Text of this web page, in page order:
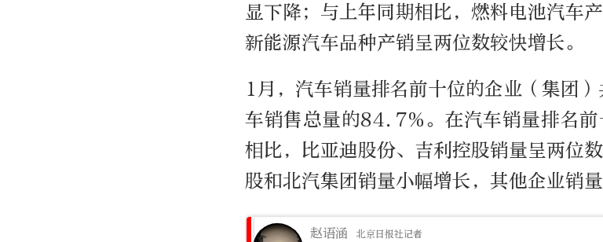
显下降；与上年同期相比，燃料电池汽车
新能源汽车品种产销呈两位数较快增长。
1月，汽车销量排名前十位的企业（集团
车销售总量的84.7%。在汽车销量排名
相比，比亚迪股份、吉利控股销量呈两位
股和北汽集团销量小幅增长，其他企业销
赵语涵 北京日报社记者